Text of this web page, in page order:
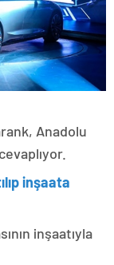
Anadolu
inşaata
inşaatıyla